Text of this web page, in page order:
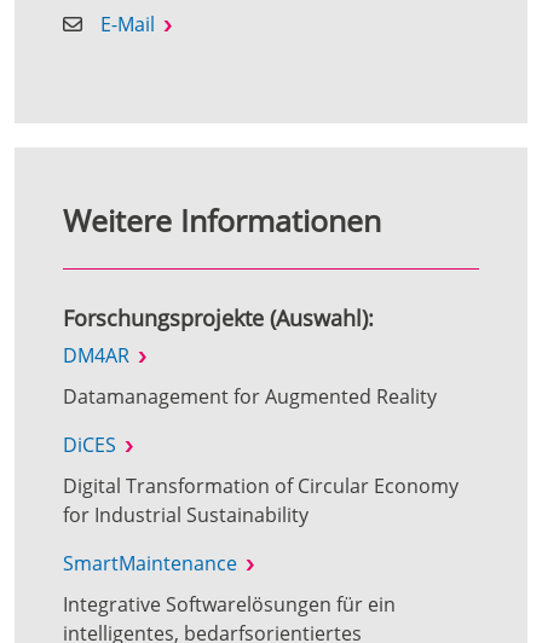
E-Mail
Weitere Informationen
Forschungsprojekte (Auswahl):
DM4AR
Datamanagement for Augmented Reality
DiCES
Digital Transformation of Circular Economy
for Industrial Sustainability
SmartMaintenance
Integrative Softwarelösungen für ein
intelligentes, bedarfsorientiertes